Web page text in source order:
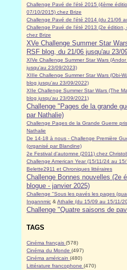
Challenge Pavé de l'été 2015 (4ème
07/10/2015) chez Brize
Challenge Pavé de l'été 2014 (du 21/06
Challenge Pavé de l'été 2013 (2e
chez Brize
XVe Challenge Summer Star
RSF blog, du 21/06 jusqu'au 23/
XIVe Challenge Summer Star Wars
jusqu'au 23/09/2023)
XIIIe Challenge Summer Star Wars (Obi-
blog jusqu'au 23/09/2022)
XIIe Challenge Summer Star Wars (The
blog jusqu'au 23/09/2021)
Challenge "Pages de la grande
par Nathalie)
Challenge Pages de la Grande Guerre
Nathalie
De 14-18 à nous - Challenge Première
(organisé par Blandine)
2e Festival d'automne (2011) chez
Challenge American Year (15/11/24 au
Belette2911 et Chroniques littéraires
Challenge Bonnes nouvelles (2e
blogue - janvier 2025)
Challenge "Sous les pavés les pages
Ingannmic & Athalie (du 15/09 au 15/11/
Challenge "Quatre saisons de
TAGS
Cinéma français (578)
Cinéma du Monde (497)
Cinéma américain (480)
Littérature francophone (470)